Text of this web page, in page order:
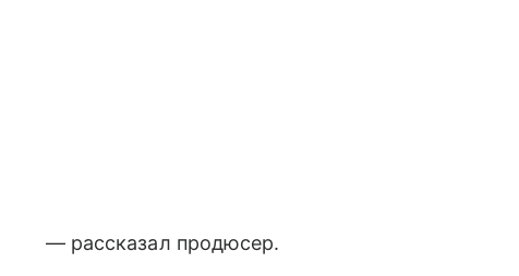
— рассказал продюсер.